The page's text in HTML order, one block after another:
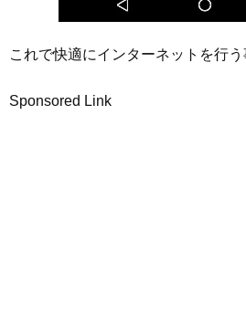
これで快適にインターネットを行う
Sponsored Link